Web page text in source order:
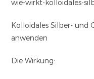
wie-wirkt-kolloidales-
Kolloidales Silber- und
anwenden
Die Wirkung: